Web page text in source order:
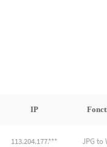
IP
113.204.177.*** JPG to